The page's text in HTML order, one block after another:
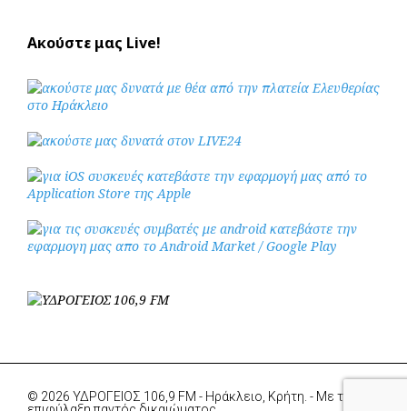
Ακούστε μας Live!
© 2026 ΥΔΡΟΓΕΙΟΣ 106,9 FM - Ηράκλειο, Κρήτη. - Με την